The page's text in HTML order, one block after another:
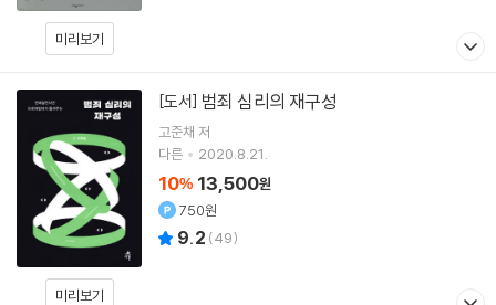
미리보기
미리보기
[도서] 범죄 심리의 재구성
고준채 저
다른
2020.8.21.
10% 13,500원
750원
9.2 (49)